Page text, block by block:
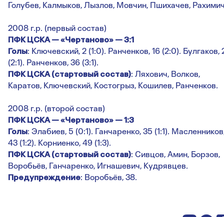
Голубев, Калмыков, Лызлов, Мовчин, Пшихачев,
2008 г.р. (первый состав)
ПФК ЦСКА — «Чертаново» — 3:1
Голы: Ключевский, 2 (1:0). Ранченков, 16 (2:0). Булгаков,
(2:1). Ранченков, 36 (3:1).
ПФК ЦСКА (стартовый состав): Ляхович, Волков,
Каратов, Ключевский, Костогрыз, Кошилев, Ранченков.
2008 г.р. (второй состав)
ПФК ЦСКА — «Чертаново» — 1:3
Голы: Элабиев, 5 (0:1). Ганчаренко, 35 (1:1).
43 (1:2). Корниенко, 49 (1:3).
ПФК ЦСКА (стартовый состав): Сивцов, Амин, Борзов,
Воробьёв, Ганчаренко, Игнашевич, Кудрявцев.
Предупреждение: Воробьёв, 38.